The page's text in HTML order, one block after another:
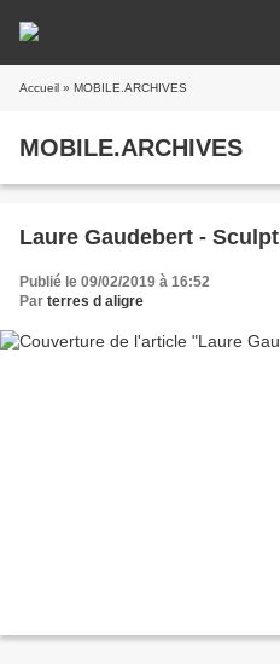
Accueil » MOBILE.ARCHIVES
MOBILE.ARCHIVES
Laure Gaudebert -
Publié le 09/02/2019 à 16:52
Par terres d aligre